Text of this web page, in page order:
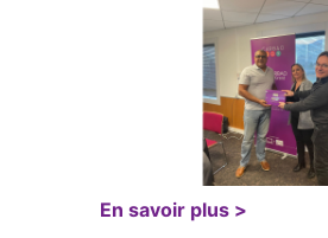
En savoir plus >